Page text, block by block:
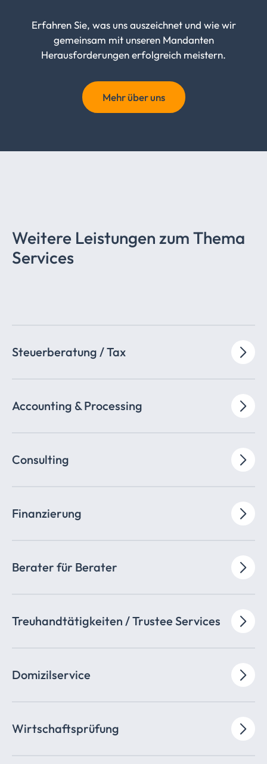
Erfahren Sie, was uns auszeichnet und wie wir
gemeinsam mit unseren Mandanten
Herausforderungen erfolgreich meistern.
Mehr über uns
Weitere Leistungen zum Thema
Services
Steuerberatung / Tax
Accounting & Processing
Consulting
Finanzierung
Berater für Berater
Treuhandtätigkeiten / Trustee Services
Domizilservice
Wirtschaftsprüfung